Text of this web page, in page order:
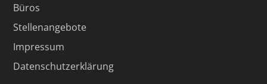
Büros
Stellenangebote
Impressum
Datenschutzerklärung